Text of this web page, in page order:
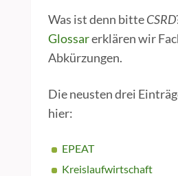
Was ist denn bitteCSRD
Glossarerklären wir
Abkürzungen.
Die neusten drei
hier:
EPEAT
Kreislaufwirtschaft